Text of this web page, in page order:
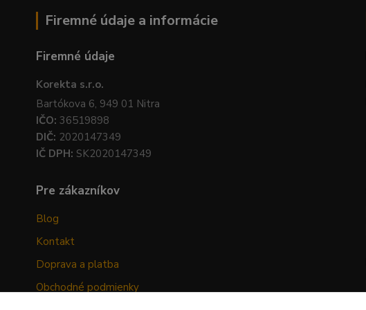
Firemné údaje a informácie
Firemné údaje
Korekta s.r.o.
Bartókova 6, 949 01 Nitra
IČO: 36519898
DIČ: 2020147349
IČ DPH: SK2020147349
Pre zákazníkov
Blog
Kontakt
Doprava a platba
Obchodné podmienky